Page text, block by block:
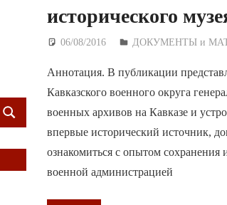
исторического
06/08/2016 Дежурный по
ДОКУМЕНТЫ и
Аннотация. В публикации
Кавказского военного округа
военных архивов на Кавказе и
впервые исторический источник,
ознакомиться с опытом сохранения
военной администрацией
ПОИСК